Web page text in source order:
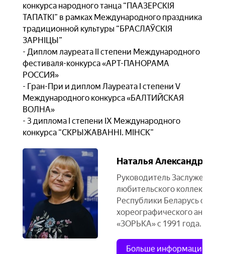
конкурса народного танца “ПААЗЕРСКІЯ
ТАПАТКІ” в рамках Международного праздника
традиционной культуры “БРАСЛАЎСКІЯ
ЗАРНІЦЫ”
- Диплом лауреата II степени Международного
фестиваля-конкурса «АРТ-ПАНОРАМА
РОССИЯ»
- Гран-При и диплом Лауреата I степени V
Международного конкурса «БАЛТИЙСКАЯ
ВОЛНА»
- 3 диплома I степени IX Международного
конкурса “СКРЫЖАВАННІ. МІНСК”
Наталья
Руководитель Заслуженного
любительского коллектива
Республики Беларусь
хореографического
«ЗОРЬКА» с 1991 года.
Больше информации